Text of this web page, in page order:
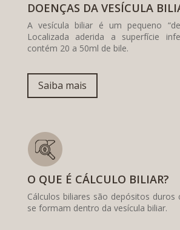
DOENÇAS DA VESÍCULA
A vesícula biliar é um pequeno
Localizada aderida a superfície
contém 20 a 50ml de bile.
Saiba mais
O QUE É CÁLCULO BILIAR?
Cálculos biliares são depósitos duros
se formam dentro da vesícula biliar.